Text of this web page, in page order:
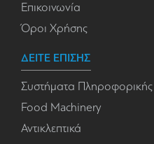
Επικοινωνία
Όροι Χρήσης
ΔΕΙΤΕ ΕΠΙΣΗΣ
Συστήματα Πληροφορικής
Food Machinery
Αντικλεπτικά